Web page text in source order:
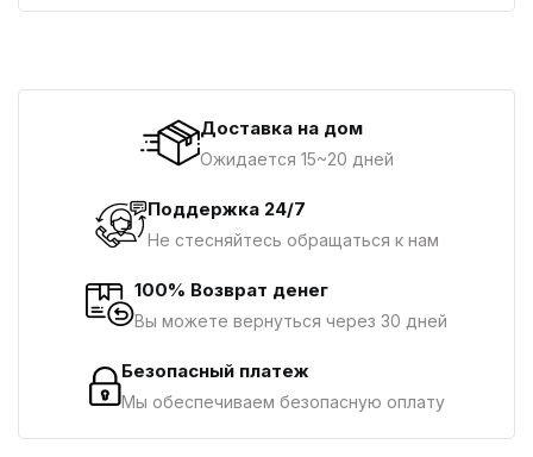
Доставка на дом
Ожидается 15~20 дней
Поддержка 24/7
Не стесняйтесь обращаться к нам
100% Возврат денег
Вы можете вернуться через 30 дней
Безопасный платеж
Мы обеспечиваем безопасную оплату